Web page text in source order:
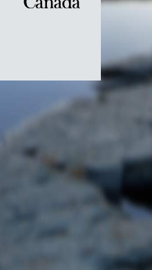
du